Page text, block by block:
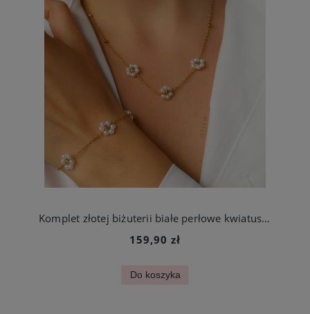
Komplet złotej biżuterii białe perłowe kwiatuszki ze stali chirurgicznej
159,90 zł
Do koszyka